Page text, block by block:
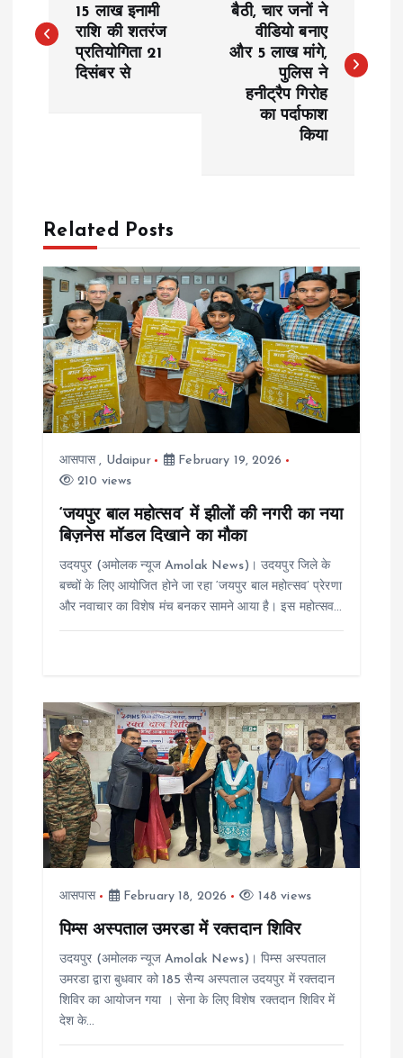
o
v
g
a
t
15 लाख इनामी
राशि की शतरंज
प्रतियोगिता 21
दिसंबर से
बैठी, चार जनों ने
वीडियो बनाए
और 5 लाख मांगे,
पुलिस ने
हनीट्रैप गिरोह
का पर्दाफाश
किया
Related Posts
आसपास, Udaipur
February 19, 2026
210 views
‘जयपुर बाल महोत्सव’ में झीलों की नगरी का नया
बिज़नेस मॉडल दिखाने का मौका
उदयपुर (अमोलक न्यूज Amolak News)। उदयपुर जिले के
बच्चों के लिए आयोजित होने जा रहा ‘जयपुर बाल महोत्सव’ प्रेरणा
और नवाचार का विशेष मंच बनकर सामने आया है। इस महोत्सव…
आसपास February 18, 2026 148 views
पिम्स अस्पताल उमरडा में रक्तदान शिविर
उदयपुर (अमोलक न्यूज Amolak News)। पिम्स अस्पताल
उमरडा द्वारा बुधवार को 185 सैन्य अस्पताल उदयपुर में रक्तदान
शिविर का आयोजन गया । सेना के लिए विशेष रक्तदान शिविर में
देश के…